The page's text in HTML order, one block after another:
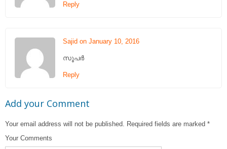
Reply
Sajid on January 10, 2016
സൂപർ
Reply
Add your Comment
Your email address will not be published. Required fields are marked *
Your Comments